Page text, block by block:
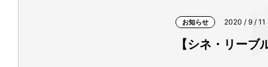
お知らせ 2020 / 9 / 11
【シネ・リー